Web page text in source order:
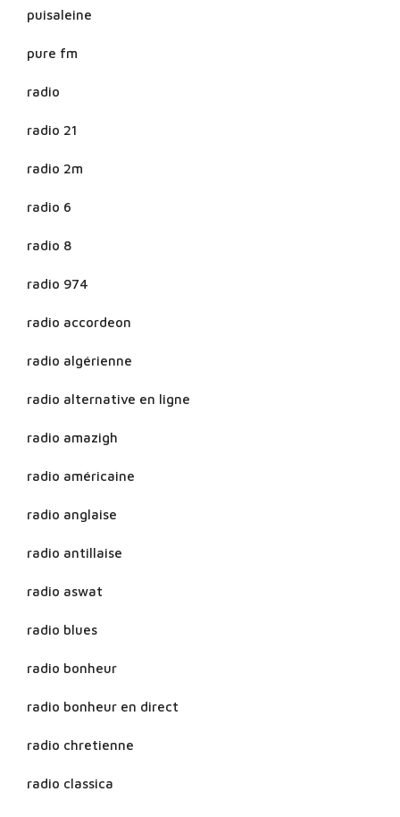
puisaleine
pure fm
radio
radio 21
radio 2m
radio 6
radio 8
radio 974
radio accordeon
radio algérienne
radio alternative en ligne
radio amazigh
radio américaine
radio anglaise
radio antillaise
radio aswat
radio blues
radio bonheur
radio bonheur en direct
radio chretienne
radio classica